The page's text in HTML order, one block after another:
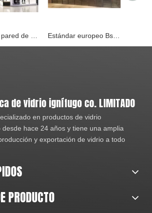
de vidrio ignífugo co. LIMITADO
en productos de vidrio
desde hace 24 años y tiene una amplia
y exportación de vidrio a todo
PRODUCTO